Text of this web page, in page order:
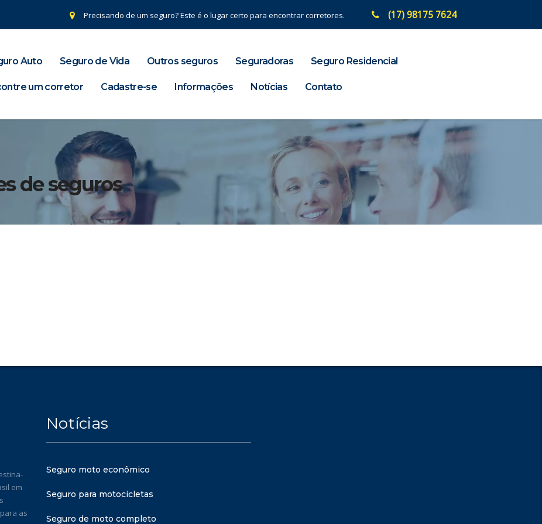
Precisando de um seguro? Este é o lugar certo para encontrar corretores. (17) 98175 7624
Auto Seguro de Vida Outros seguros Seguradoras Seguro Residencial
um corretor Cadastre-se Informações Notícias Contato
de seguros
em
as
Notícias
Seguro moto econômico
Seguro para motocicletas
Seguro de moto completo